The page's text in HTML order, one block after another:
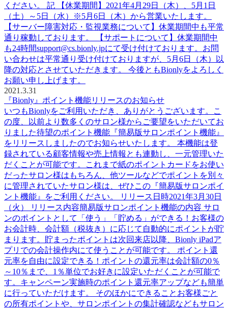
ください。 記 【休業期間】2021年4月29日（木）、5月1日
（土）～5日（水）※5月6日（木）から営業いたします。
【サーバー障害対応・監視業務について】休業期間中も平常
通り稼動しております。 【サポートについて】休業期間中
も24時間support@cs.bionly.jpにて受け付けております。お問
い合わせは平常通り受け付けておりますが、5月6日（木）以
降の対応とさせていただきます。 今後ともBionlyをよろしく
お願い申し上げます。
2021.3.31
『Bionly』ポイント機能リリースのお知らせ
いつもBionlyをご利用いただき、ありがとうございます。こ
の度、以前より数多くのサロン様からご要望をいただいてお
りました待望のポイント機能『簡易版サロンポイント機能』
をリリースしましたのでお知らせいたします。 本機能は登
録されている顧客情報や売上情報とも連動し、一元管理いた
だくことが可能です。これまで紙のポイントカードをお使い
だったサロン様はもちろん、他ツールなどでポイントを別々
に管理されていたサロン様は、ぜひこの『簡易版サロンポイ
ント機能』をご利用ください。 リリース日時2021年3月30日
（火） リリース内容簡易版サロンポイント機能の内容 サロ
ンのポイントとして「使う」「貯める」ができる！お客様の
お会計時、会計額（税抜き）に応じて自動的にポイントが貯
まります。貯まったポイントは次回来店以降、Bionly iPadア
プリでの会計操作内にて使うことが可能です。 ポイント還
元率を自由に設定できる！ポイントの還元率は会計額の0％
～10％まで、1％単位でお好きに設定いただくことが可能で
す。キャンペーン実施時のポイント還元率アップなども簡単
に行っていただけます。 そのほかにできることお客様ごと
の所有ポイントや、サロンポイントの集計確認などもサロン